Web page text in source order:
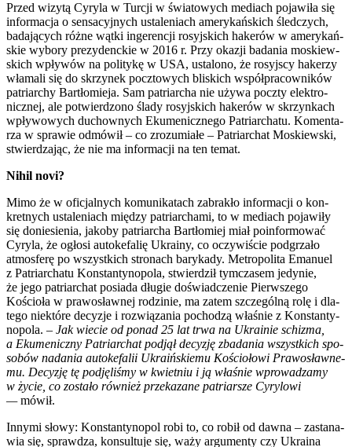
Przed wizy­tą Cyry­la w Tur­cji w świa­to­wych mediach poja­wi­ła się
infor­ma­cja o sen­sa­cyj­nych usta­le­niach ame­ry­kań­skich śled­czych,
bada­ją­cych róż­ne wąt­ki inge­ren­cji rosyj­skich hake­rów w ame­ry­kań­
skie wybo­ry pre­zy­denc­kie w 2016 r. Przy oka­zji bada­nia moskiew­
skich wpły­wów na poli­ty­kę w USA, usta­lo­no, że rosyj­scy hake­rzy
wła­ma­li się do skrzy­nek pocz­to­wych bli­skich współ­pra­cow­ni­ków
patriar­chy Bar­tło­mie­ja. Sam patriar­cha nie uży­wa pocz­ty elek­tro­
nicz­nej, ale potwier­dzo­no śla­dy rosyj­skich hake­rów w skrzyn­kach
wpły­wo­wych duchow­nych Eku­me­nicz­ne­go Patriar­cha­tu. Komen­ta­
rza w spra­wie odmó­wił – co zro­zu­mia­łe – Patriar­chat Moskiew­ski,
stwier­dza­jąc, że nie ma infor­ma­cji na ten temat.
Nihil novi?
Mimo że w ofi­cjal­nych komu­ni­ka­tach zabra­kło infor­ma­cji o kon­
kret­nych usta­le­niach mię­dzy patriar­cha­mi, to w mediach poja­wi­ły
się donie­sie­nia, jako­by patriar­cha Bar­tło­miej miał poin­for­mo­wać
Cyry­la, że ogło­si auto­ke­fa­lię Ukra­iny, co oczy­wi­ście pod­grza­ło
atmos­fe­rę po wszyst­kich stro­nach bary­ka­dy. Metro­po­li­ta Ema­nu­el
z Patriar­cha­tu Kon­stan­ty­no­po­la, stwier­dził tym­cza­sem jedy­nie,
że jego patriar­chat posia­da dłu­gie doświad­cze­nie Pierw­sze­go
Kościo­ła w pra­wo­sław­nej rodzi­nie, ma zatem szcze­gól­ną rolę i dla­
te­go nie­któ­re decy­zje i roz­wią­za­nia pocho­dzą wła­śnie z Kon­stan­ty­
no­po­la. – Jak wie­cie od ponad 25 lat trwa na Ukra­inie schi­zma,
a Eku­me­nicz­ny Patriar­chat pod­jął decy­zję zba­da­nia wszyst­kich spo­
so­bów nada­nia auto­ke­fa­lii Ukra­iń­skie­mu Kościo­ło­wi Pra­wo­sław­ne­
mu. Decy­zję tę pod­ję­li­śmy w kwiet­niu i ją wła­śnie wpro­wa­dza­my
w życie, co zosta­ło rów­nież prze­ka­za­ne patriar­sze Cyry­lo­wi
—mówił.
Inny­mi sło­wy: Kon­stan­ty­no­pol robi to, co robił od daw­na – zasta­na­
wia się, spraw­dza, kon­sul­tu­je się, waży argu­men­ty czy Ukra­ina